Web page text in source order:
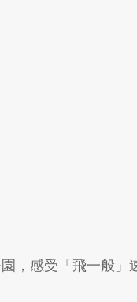
，感受「飛一般」